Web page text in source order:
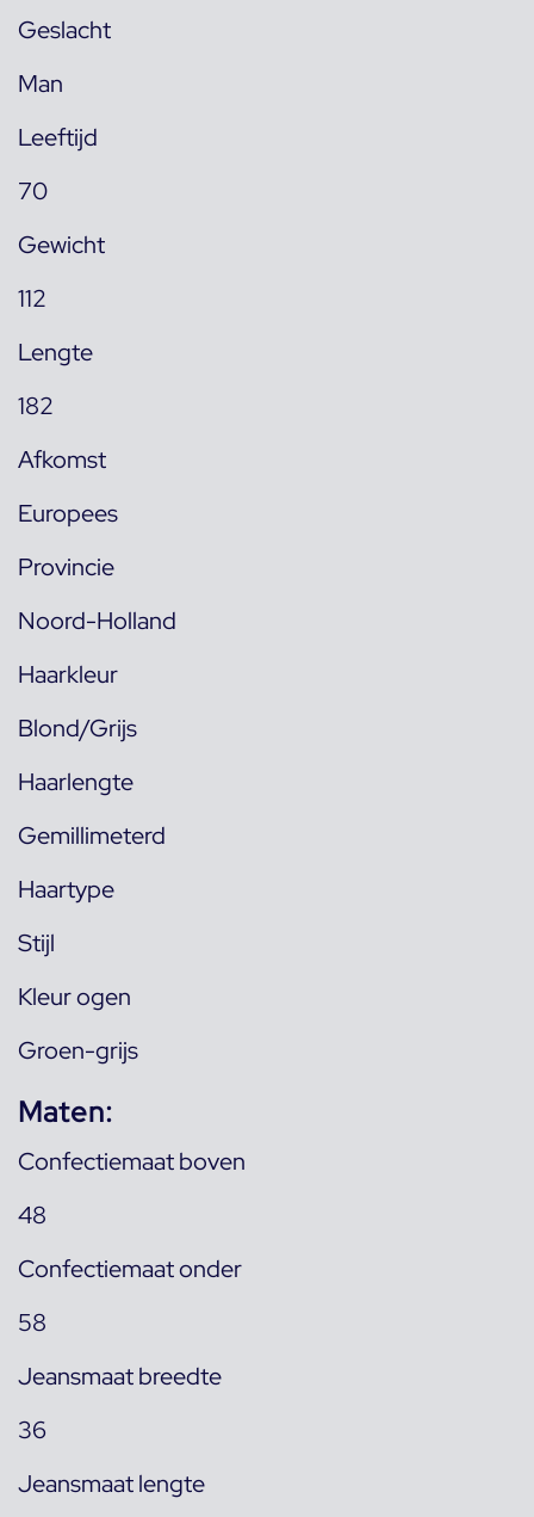
Geslacht
Man
Leeftijd
70
Gewicht
112
Lengte
182
Afkomst
Europees
Provincie
Noord-Holland
Haarkleur
Blond/Grijs
Haarlengte
Gemillimeterd
Haartype
Stijl
Kleur ogen
Groen-grijs
Maten:
Confectiemaat boven
48
Confectiemaat onder
58
Jeansmaat breedte
36
Jeansmaat lengte